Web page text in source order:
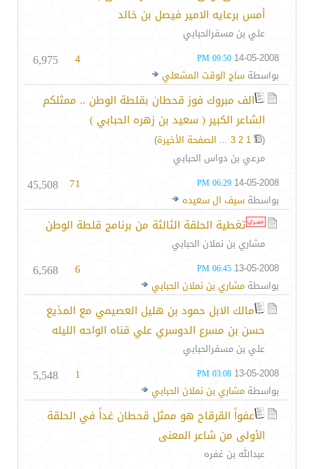
أمس برعايه الامير فيصل بن خالد
علي بن مسفرالحبابي
14-05-2008
09:50 PM
بواسطة ساج الوقت المشعلي
4
6,975
الف مبروك فوز قحطان بقلطة الوطن .. ممثلكم
الشاعر الكبير ( سعيد بن زهره الحبابي )
(
1
2
3
... الصفحة الأخيرة)
مرعي بن دواس الحبابي
14-05-2008
06:29 PM
بواسطة سيف ال سعيده
71
45,508
تغطية الحلقة الثالثة من برنامج قلطة الوطن
مشاري بن نملان الحبابي
13-05-2008
06:45 PM
بواسطة مشاري بن نملان الحبابي
6
6,568
مالك الابل حمود بن هليل العصيمي مع المذيع
حسن بن مسرع الدوسري علي قناه الواحه الليله
علي بن مسفرالحبابي
13-05-2008
03:08 PM
بواسطة مشاري بن نملان الحبابي
1
5,548
عفواً القرقاح هو ممثل قحطان غداً في الحلقة
الأولى من شاعر المعنى
عبدالله بن غفره